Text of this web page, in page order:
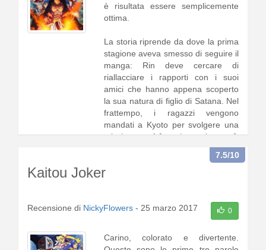
è risultata essere semplicemente
ottima.
La storia riprende da dove la prima
stagione aveva smesso di seguire il
manga: Rin deve cercare di
riallacciare i rapporti con i suoi
amici che hanno appena scoperto
la sua natura di figlio di Satana. Nel
frattempo, i ragazzi vengono
mandati a Kyoto per svolgere una
missione per1 [continua a leggere]
Kaitou Joker
7.5/10
Recensione di NickyFlowers - 25 marzo 2017 0
Carino, colorato e divertente.